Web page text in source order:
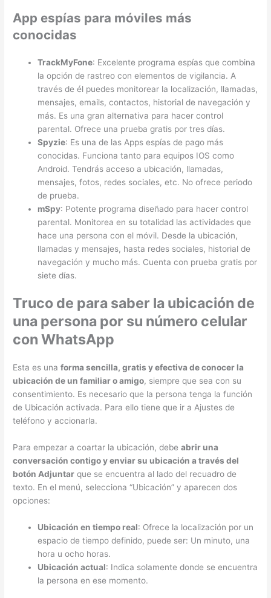
App espías para móviles más
conocidas
TrackMyFone: Excelente programa espías que combina
la opción de rastreo con elementos de vigilancia. A
través de él puedes monitorear la localización, llamadas,
mensajes, emails, contactos, historial de navegación y
más. Es una gran alternativa para hacer control
parental. Ofrece una prueba gratis por tres días.
Spyzie: Es una de las Apps espías de pago más
conocidas. Funciona tanto para equipos IOS como
Android. Tendrás acceso a ubicación, llamadas,
mensajes, fotos, redes sociales, etc. No ofrece periodo
de prueba.
mSpy: Potente programa diseñado para hacer control
parental. Monitorea en su totalidad las actividades que
hace una persona con el móvil. Desde la ubicación,
llamadas y mensajes, hasta redes sociales, historial de
navegación y mucho más. Cuenta con prueba gratis por
siete días.
Truco de para saber la ubicación de
una persona por su número celular
con WhatsApp
Esta es unaforma sencilla, gratis y efectiva de conocer la
ubicación de un familiar o amigo, siempre que sea con su
consentimiento. Es necesario que la persona tenga la función
de Ubicación activada. Para ello tiene que ir a Ajustes de
teléfono y accionarla.
Para empezar a coartar la ubicación, debeabrir una
conversación contigo y enviar su ubicación a través del
botón Adjuntar que se encuentra al lado del recuadro de
texto. En el menú, selecciona “Ubicación” y aparecen dos
opciones:
Ubicación en tiempo real: Ofrece la localización por un
espacio de tiempo definido, puede ser: Un minuto, una
hora u ocho horas.
Ubicación actual: Indica solamente donde se encuentra
la persona en ese momento.